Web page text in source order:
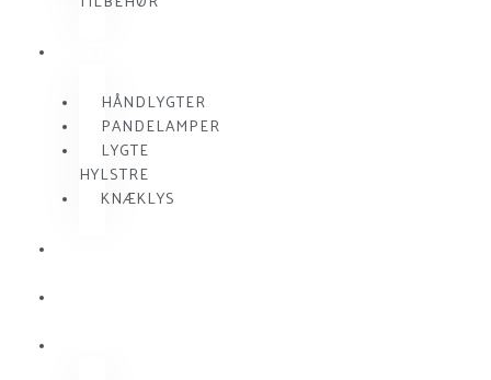
HÅNDLYGTER
PANDELAMPER
LYGTE
HYLSTRE
KNÆKLYS